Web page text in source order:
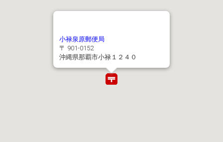
小禄泉原郵便局
〒 901-0152
沖縄県那覇市小禄１２４０